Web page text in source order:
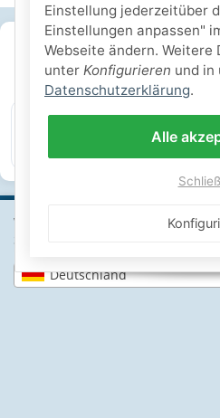
Wähle dein Lieferland, um Preise
Standort zu sehen.
Deutschland
SICHERE
IHRE
SSL-
Einstellung jederzeitüber
Einstellungen anpassen"
Webseite ändern. Weitere
unter Konfigurieren und in
Datenschutzerklärung.
Alle